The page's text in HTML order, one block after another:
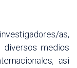
as,
medios
así